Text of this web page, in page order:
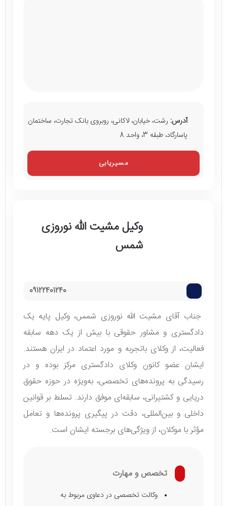
آدرس: رشت، خیابان، لاکانی، روبروی بانک تجارت، ساختمان
پاسارگاد، طبقه 3، واحد 8
مسیریابی
وکیل مشیت الله نوروزی
شمس
09122401240
جناب آقای مشیت الله نوروزی شمس، وکیل پایه یک
دادگستری و مشاور حقوقی با بیش از یک دهه سابقه
فعالیت، از وکلای باتجربه و مورد اعتماد در ایران هستند.
ایشان عضو کانون وکلای دادگستری مرکز بوده و در
رسیدگی به پرونده‌های تخصصی، به‌ویژه در حوزه حقوق
دریایی و کشتیرانی، سابقه‌ای موفق دارند. تسلط بر قوانین
داخلی و بین‌المللی، دقت در پیگیری پرونده‌ها و تعامل
مؤثر با موکلان، از ویژگی‌های برجسته ایشان است.
تخصص و مهارت
وکالت تخصصی در دعاوی مربوط به